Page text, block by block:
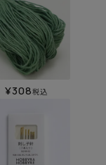
¥308税込